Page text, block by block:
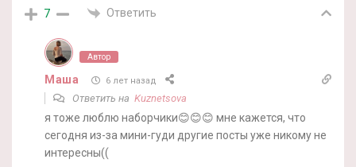
7 Ответить
Автор
Маша 6 лет назад
Ответить на Kuznetsova
я тоже люблю наборчики😊😊😊 мне кажется, что
сегодня из-за мини-гуди другие посты уже никому не
интересны((